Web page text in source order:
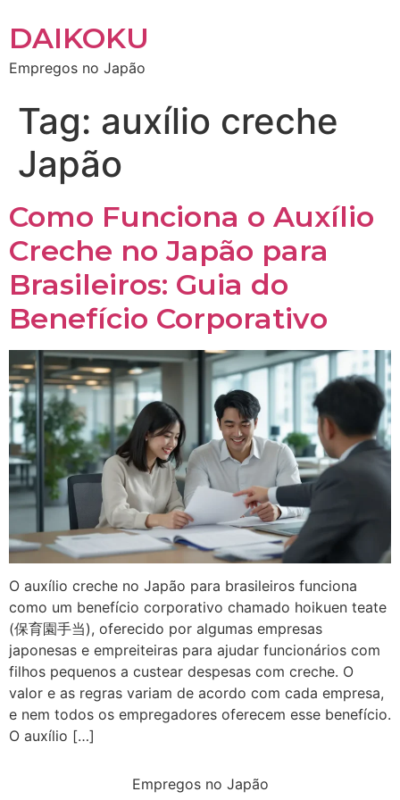
DAIKOKU
Empregos no Japão
Tag: auxílio creche
Japão
Como Funciona o Auxílio
Creche no Japão para
Brasileiros: Guia do
Benefício Corporativo
O auxílio creche no Japão para brasileiros funciona
como um benefício corporativo chamado hoikuen teate
(保育園手当), oferecido por algumas empresas
japonesas e empreiteiras para ajudar funcionários com
filhos pequenos a custear despesas com creche. O
valor e as regras variam de acordo com cada empresa,
e nem todos os empregadores oferecem esse benefício.
O auxílio […]
Empregos no Japão